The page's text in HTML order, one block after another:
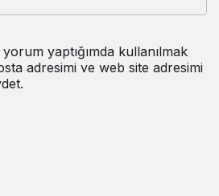
yaptığımda kullanılmak
adresimi ve web site adresimi